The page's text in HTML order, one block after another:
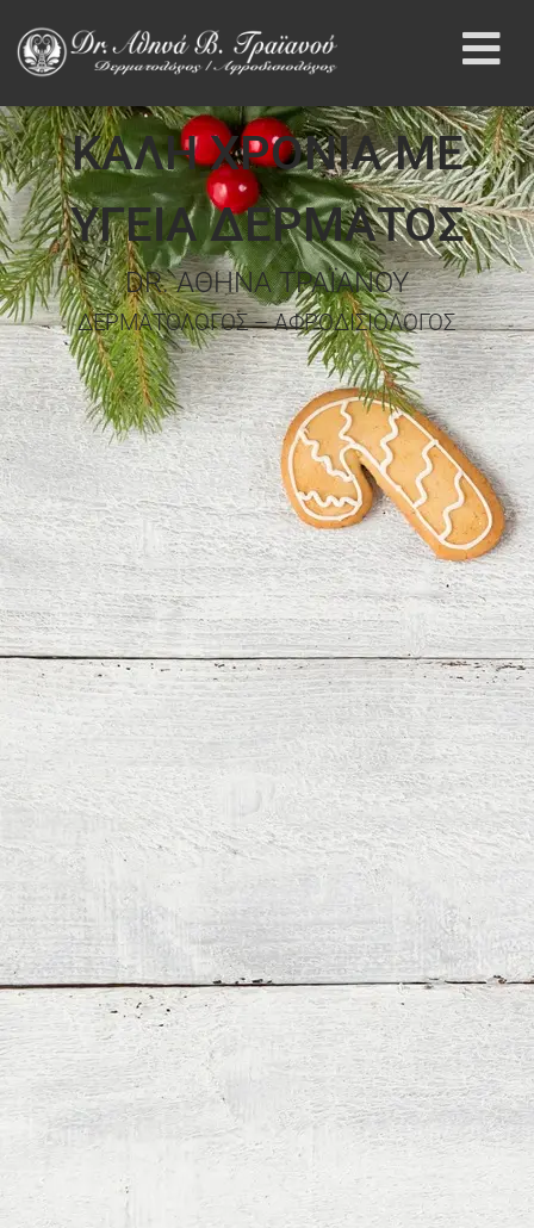
ΚΑΛΗ ΧΡΟΝΙΑ ΜΕ
ΥΓΕΙΑ ΔΕΡΜΑΤΟΣ
DR. ΑΘΗΝΑ ΤΡΑΪΑΝΟΥ
ΔΕΡΜΑΤΟΛΟΓΟΣ – ΑΦΡΟΔΙΣΙΟΛΟΓΟΣ